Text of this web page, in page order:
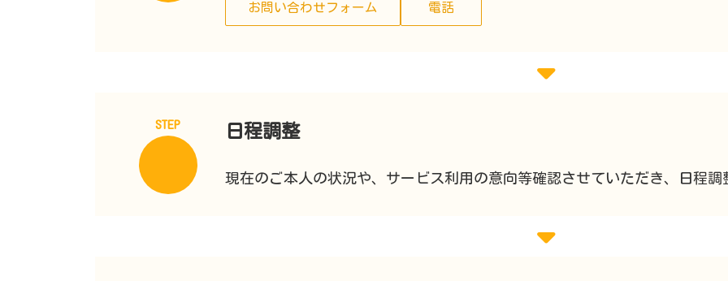
お問い合わせフォーム 電話
STEP 日程調整
現在のご本人の状況や、サービス利用の意向等確認させていただき、日程調